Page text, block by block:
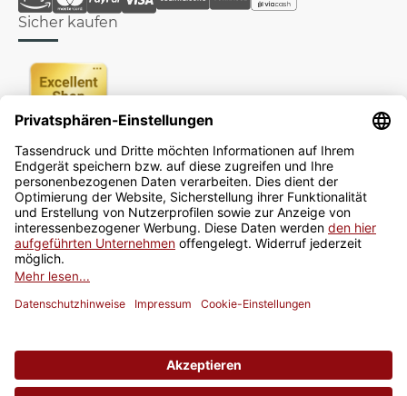
Sicher kaufen
Newsletter